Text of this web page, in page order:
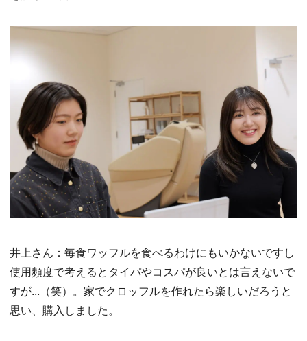
井上さん：毎食ワッフルを食べるわけにもいかないですし
使用頻度で考えるとタイパやコスパが良いとは言えないで
すが...（笑）。家でクロッフルを作れたら楽しいだろうと
思い、購入しました。